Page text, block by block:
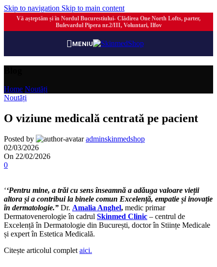
Skip to navigation Skip to main content
Vă așteptăm și în Nordul Bucurestiului- Clădirea One North Lofts, parter,
Bulevardul Pipera nr.2/III, Voluntari, Ilfov
MENIU
Home Noutăți
Noutăți
O viziune medicală centrată pe pacient
Posted by
adminskinmedshop
02/03/2026
On 22/02/2026
0
‘‘Pentru mine, a trăi cu sens înseamnă a adăuga valoare vieții
altora și a contribui la binele comun Excelență, empatie și inovație
în dermatologie.” Dr. Amalia Anghel, medic primar
Dermatovenerologie în cadrul Skinmed Clinic – centrul de
Excelență în Dermatologie din București, doctor în Stiințe Medicale
și expert în Estetica Medicală.
Citește articolul complet aici.